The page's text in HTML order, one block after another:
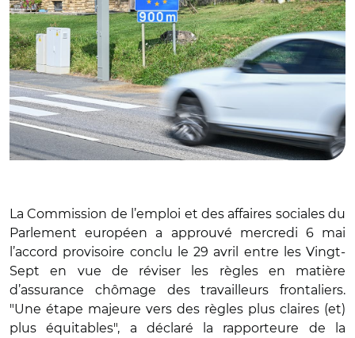
La Commission de l’emploi et des affaires sociales du
Parlement européen a approuvé mercredi 6 mai
l’accord provisoire conclu le 29 avril entre les Vingt-
Sept en vue de réviser les règles en matière
d’assurance chômage des travailleurs frontaliers.
"Une étape majeure vers des règles plus claires (et)
plus équitables", a déclaré la rapporteure de la